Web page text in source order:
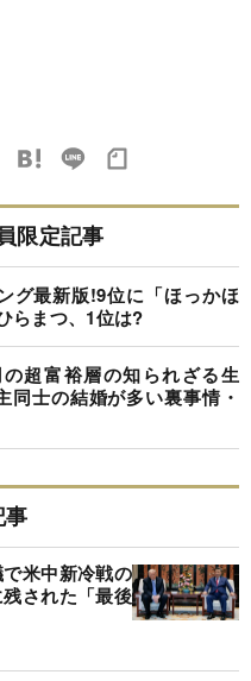
限定記事
グ最新版!9位に「ほっかほ
らまつ、1位は?
超富裕層の知られざる生
士の結婚が多い裏事情・
事
米中新冷戦の
された「最後